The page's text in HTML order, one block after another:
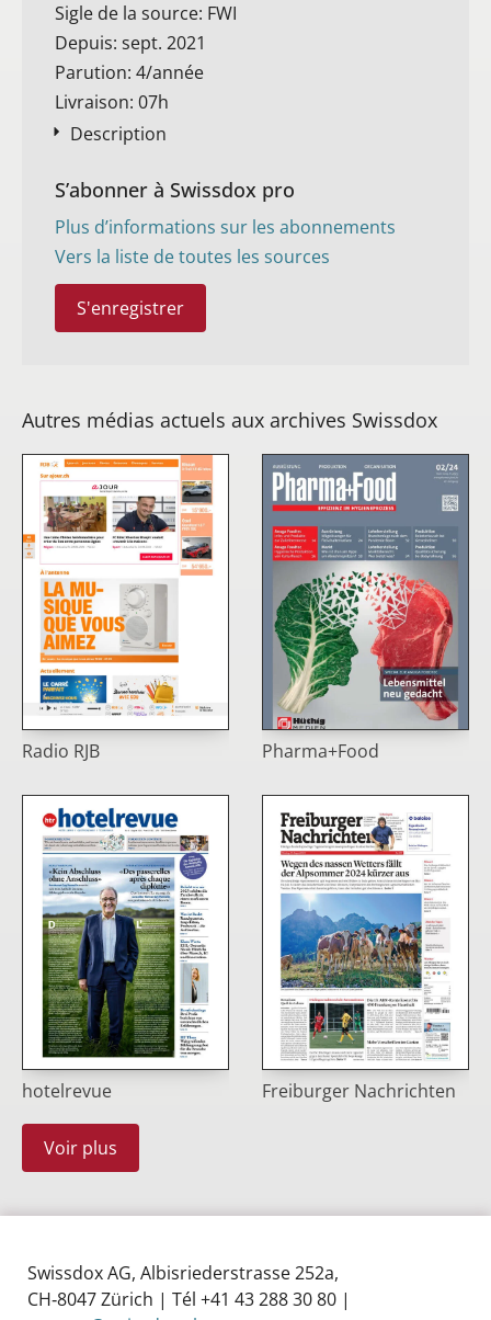
Sigle de la source: FWI
Depuis: sept. 2021
Parution: 4/année
Livraison: 07h
Description
S’abonner à Swissdox pro
Plus d’informations sur les abonnements
Vers la liste de toutes les sources
S'enregistrer
Autres médias actuels aux archives Swissdox
Radio RJB Pharma+Food
hotelrevue Freiburger Nachrichten
Voir plus
Swissdox AG, Albisriederstrasse 252a,
CH‑8047 Zürich | Tél +41 43 288 30 80 |